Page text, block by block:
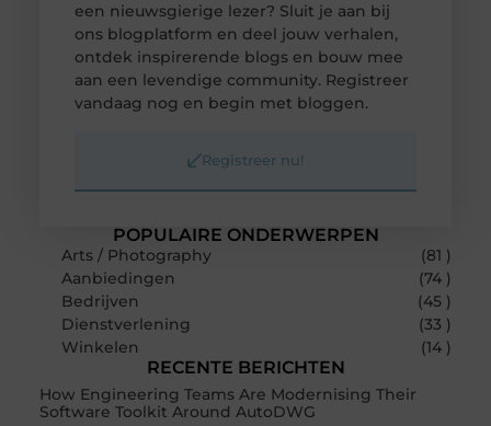
POPULAIRE ONDERWERPEN
Arts / Photography
(81 )
Aanbiedingen
(74 )
Bedrijven
(45 )
Dienstverlening
(33 )
Winkelen
(14 )
RECENTE BERICHTEN
How Engineering Teams Are Modernising Their
Software Toolkit Around AutoDWG
een nieuwsgierige lezer? Sluit je aan bij
ons blogplatform en deel jouw verhalen,
ontdek inspirerende blogs en bouw mee
aan een levendige community. Registreer
vandaag nog en begin met bloggen.
Registreer nu!